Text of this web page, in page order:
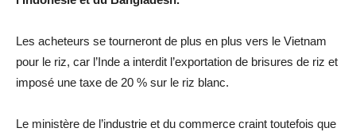
Les acheteurs se tourneront de plus en plus vers le Vietnam
pour le riz, car l’Inde a interdit l’exportation de brisures de riz et
imposé une taxe de 20 % sur le riz blanc.
Le ministère de l’industrie et du commerce craint toutefois que